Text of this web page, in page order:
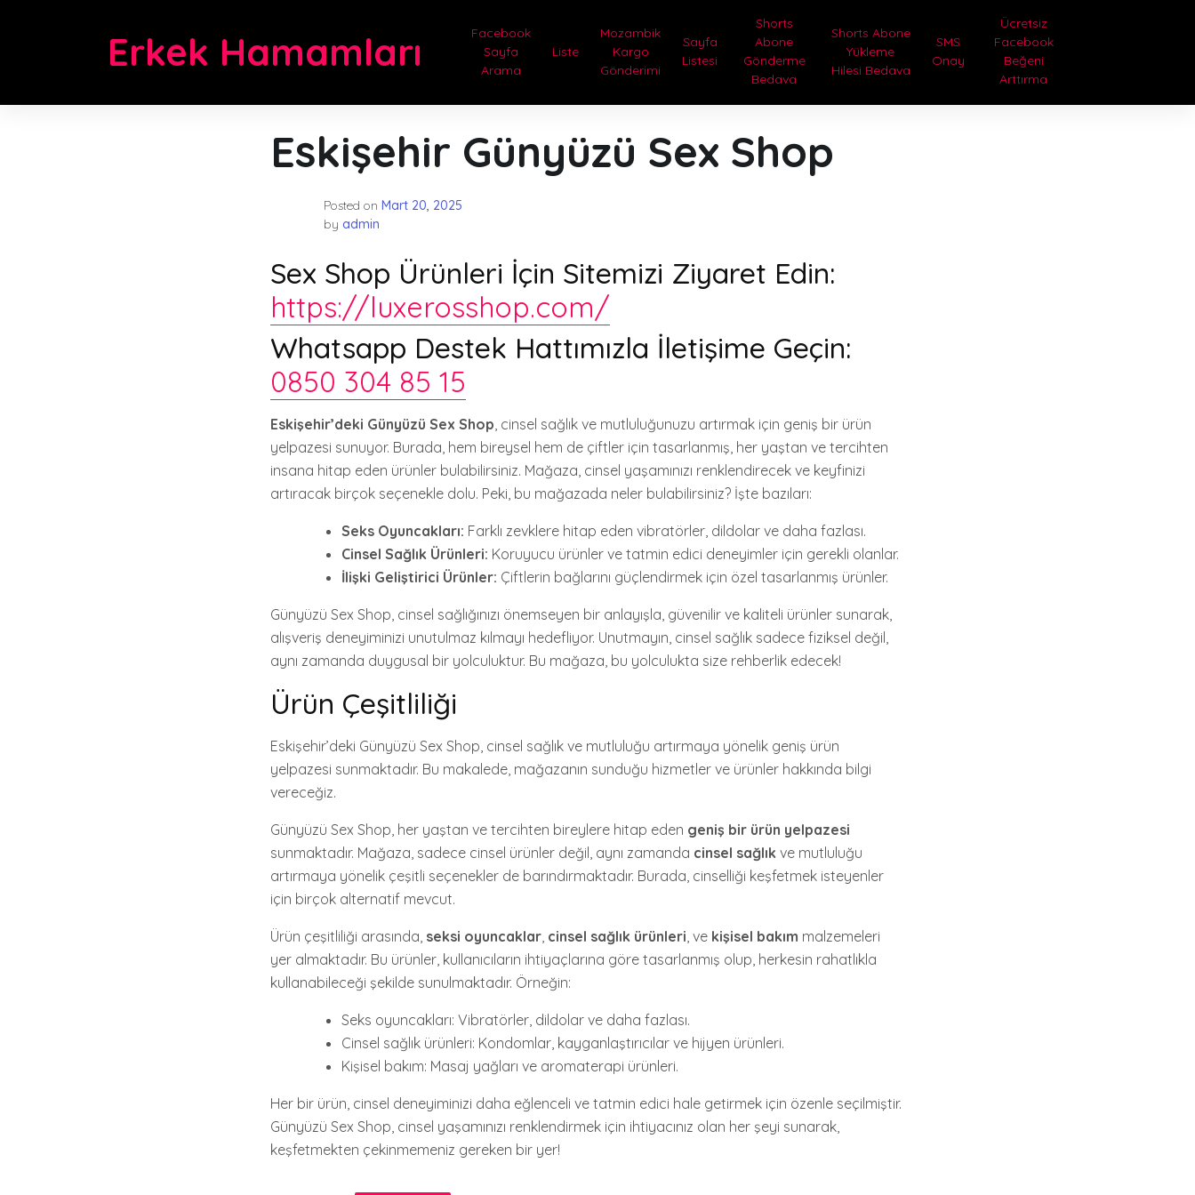
Erkek Hamamları
Facebook
Sayfa
Arama
Liste
Mozambik
Kargo
Gönderimi
Sayfa
Listesi
Shorts
Abone
Gönderme
Bedava
Shorts Abone
Yükleme
Hilesi Bedava
SMS
Onay
Ücretsiz
Facebook
Beğeni
Arttırma
Eskişehir Günyüzü Sex Shop
Posted on Mart 20, 2025
by admin
Sex Shop Ürünleri İçin Sitemizi Ziyaret Edin:
https://luxerosshop.com/
Whatsapp Destek Hattımızla İletişime Geçin:
0850 304 85 15
Eskişehir’deki Günyüzü Sex Shop, cinsel sağlık ve mutluluğunuzu artırmak için geniş bir ürün
yelpazesi sunuyor. Burada, hem bireysel hem de çiftler için tasarlanmış, her yaştan ve tercihten
insana hitap eden ürünler bulabilirsiniz. Mağaza, cinsel yaşamınızı renklendirecek ve keyfinizi
artıracak birçok seçenekle dolu. Peki, bu mağazada neler bulabilirsiniz? İşte bazıları:
Seks Oyuncakları: Farklı zevklere hitap eden vibratörler, dildolar ve daha fazlası.
Cinsel Sağlık Ürünleri: Koruyucu ürünler ve tatmin edici deneyimler için gerekli olanlar.
İlişki Geliştirici Ürünler: Çiftlerin bağlarını güçlendirmek için özel tasarlanmış ürünler.
Günyüzü Sex Shop, cinsel sağlığınızı önemseyen bir anlayışla, güvenilir ve kaliteli ürünler sunarak,
alışveriş deneyiminizi unutulmaz kılmayı hedefliyor. Unutmayın, cinsel sağlık sadece fiziksel değil,
aynı zamanda duygusal bir yolculuktur. Bu mağaza, bu yolculukta size rehberlik edecek!
Ürün Çeşitliliği
Eskişehir’deki Günyüzü Sex Shop, cinsel sağlık ve mutluluğu artırmaya yönelik geniş ürün
yelpazesi sunmaktadır. Bu makalede, mağazanın sunduğu hizmetler ve ürünler hakkında bilgi
vereceğiz.
Günyüzü Sex Shop, her yaştan ve tercihten bireylere hitap eden geniş bir ürün yelpazesi
sunmaktadır. Mağaza, sadece cinsel ürünler değil, aynı zamanda cinsel sağlık ve mutluluğu
artırmaya yönelik çeşitli seçenekler de barındırmaktadır. Burada, cinselliği keşfetmek isteyenler
için birçok alternatif mevcut.
Ürün çeşitliliği arasında, seksi oyuncaklar, cinsel sağlık ürünleri, ve kişisel bakım malzemeleri
yer almaktadır. Bu ürünler, kullanıcıların ihtiyaçlarına göre tasarlanmış olup, herkesin rahatlıkla
kullanabileceği şekilde sunulmaktadır. Örneğin:
Seks oyuncakları: Vibratörler, dildolar ve daha fazlası.
Cinsel sağlık ürünleri: Kondomlar, kayganlaştırıcılar ve hijyen ürünleri.
Kişisel bakım: Masaj yağları ve aromaterapi ürünleri.
Her bir ürün, cinsel deneyiminizi daha eğlenceli ve tatmin edici hale getirmek için özenle seçilmiştir.
Günyüzü Sex Shop, cinsel yaşamınızı renklendirmek için ihtiyacınız olan her şeyi sunarak,
keşfetmekten çekinmemeniz gereken bir yer!